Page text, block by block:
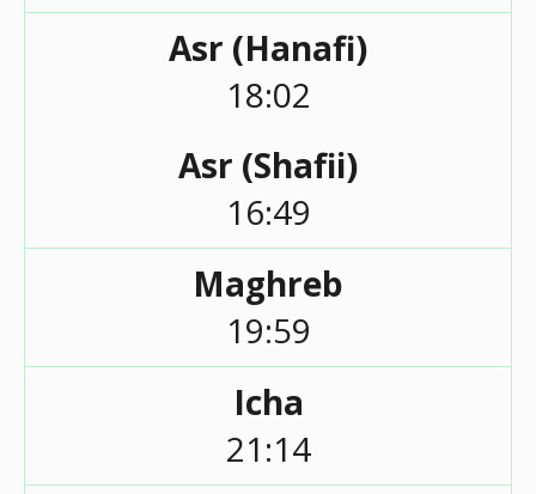
Asr (Hanafi)
18:02
Asr (Shafii)
16:49
Maghreb
19:59
Icha
21:14